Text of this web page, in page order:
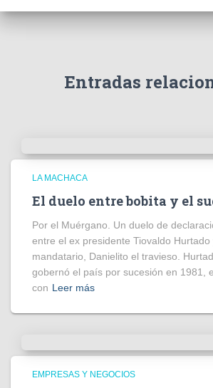
e
Entradas
LA MACHACA
El duelo entre bobita y el
Por el Muérgano. Un duelo de
entre el ex presidente Tiovaldo Hurtado
mandatario, Danielito el travieso.
gobernó el país por sucesión en 1981,
con Leer más
EMPRESAS Y NEGOCIOS